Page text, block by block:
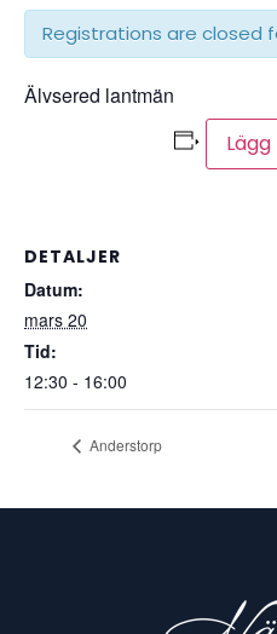
Registrations are closed
Älvsered lantmän
DETALJER
Datum:
mars 20
Tid:
12:30 - 16:00
Anderstorp